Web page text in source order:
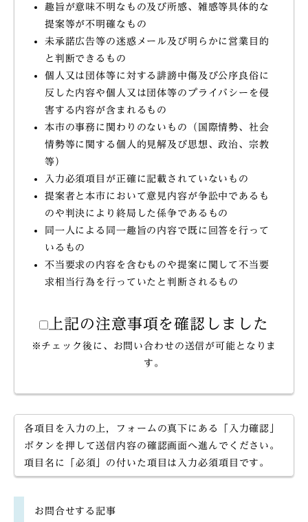
趣旨が意味不明なもの及び所感、雑感等具体的な
提案等が不明確なもの
未承諾広告等の迷惑メール及び明らかに営業目的
と判断できるもの
個人又は団体等に対する誹謗中傷及び公序良俗に
反した内容や個人又は団体等のプライバシーを侵
害する内容が含まれるもの
本市の事務に関わりのないもの（国際情勢、社会
情勢等に関する個人的見解及び思想、政治、宗教
等）
入力必須項目が正確に記載されていないもの
提案者と本市において意見内容が争訟中であるも
のや判決により終局した係争であるもの
同一人による同一趣旨の内容で既に回答を行って
いるもの
不当要求の内容を含むものや提案に関して不当要
求相当行為を行っていたと判断されるもの
上記の注意事項を確認しました
※チェック後に、お問い合わせの送信が可能となりま
す。
各項目を入力の上，フォームの真下にある「入力確認」
ボタンを押して送信内容の確認画面へ進んでください。
項目名に「必須」の付いた項目は入力必須項目です。
お問合せする記事